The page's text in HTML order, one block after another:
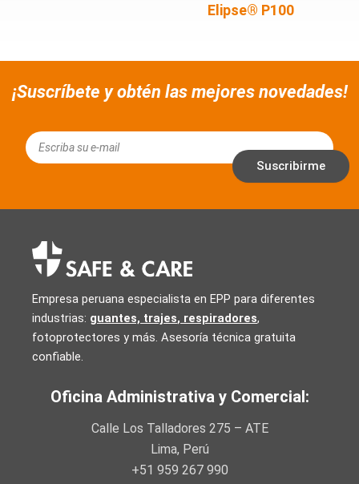
Elipse® P100
¡Suscríbete y obtén las mejores novedades!
Email
Suscribirme
Empresa peruana especialista en EPP para diferentes
industrias: guantes, trajes, respiradores,
fotoprotectores y más. Asesoría técnica gratuita
confiable.
Oficina Administrativa y Comercial:
Calle Los Talladores 275 – ATE
Lima, Perú
+51 959 267 990